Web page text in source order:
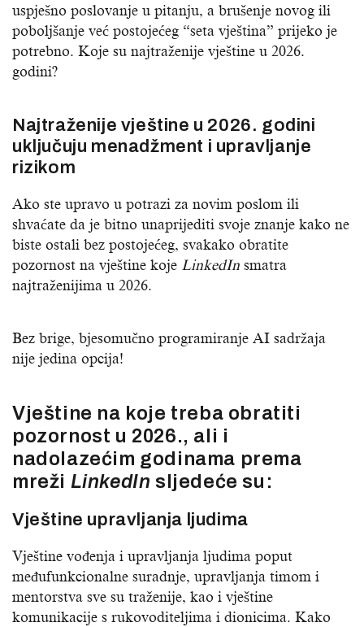
uspješno poslovanje u pitanju, a brušenje novog ili
poboljšanje već postojećeg “seta vještina” prijeko je
potrebno. Koje su najtraženije vještine u 2026.
godini?
Najtraženije vještine u 2026. godini
uključuju menadžment i upravljanje
rizikom
Ako ste upravo u potrazi za novim poslom ili
shvaćate da je bitno unaprijediti svoje znanje kako ne
biste ostali bez postojećeg, svakako obratite
pozornost na vještine koje LinkedIn smatra
najtraženijima u 2026.
Bez brige, bjesomučno programiranje AI sadržaja
nije jedina opcija!
Vještine na koje treba obratiti
pozornost u 2026., ali i
nadolazećim godinama prema
mreži LinkedIn sljedeće su:
Vještine upravljanja ljudima
Vještine vođenja i upravljanja ljudima poput
međufunkcionalne suradnje, upravljanja timom i
mentorstva sve su traženije, kao i vještine
komunikacije s rukovoditeljima i dionicima. Kako